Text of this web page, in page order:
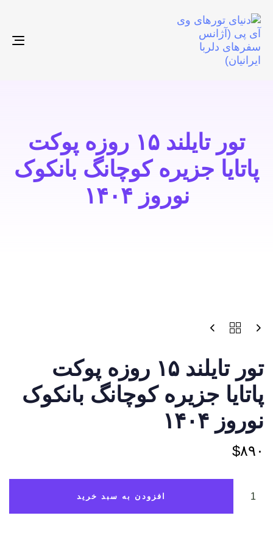
تور تایلند ۱۵ روزه پوکت
پاتایا جزیره کوچانگ بانکوک
نوروز ۱۴۰۴
تور تایلند ۱۵ روزه پوکت
پاتایا جزیره کوچانگ بانکوک
نوروز ۱۴۰۴
$۸۹۰
افزودن به سبد خرید